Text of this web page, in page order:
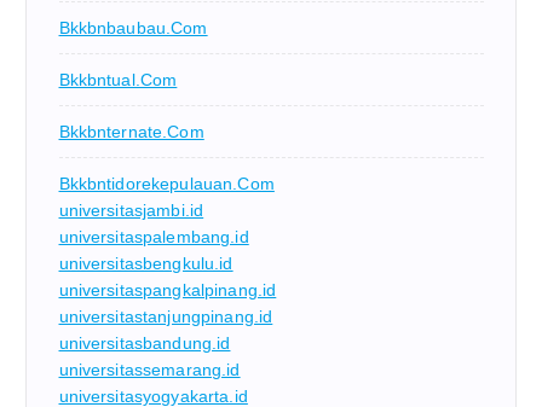
Bkkbnbaubau.com
Bkkbntual.com
Bkkbnternate.com
Bkkbntidorekepulauan.com
universitasjambi.id
universitaspalembang.id
universitasbengkulu.id
universitaspangkalpinang.id
universitastanjungpinang.id
universitasbandung.id
universitassemarang.id
universitasyogyakarta.id